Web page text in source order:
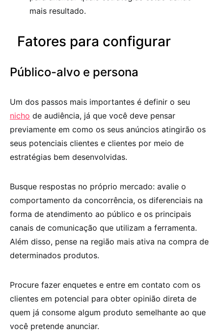
mais resultado.
Fatores para configurar
Público-alvo e persona
Um dos passos mais importantes é definir o seu
nicho de audiência, já que você deve pensar
previamente em como os seus anúncios atingirão os
seus potenciais clientes e clientes por meio de
estratégias bem desenvolvidas.
Busque respostas no próprio mercado: avalie o
comportamento da concorrência, os diferenciais na
forma de atendimento ao público e os principais
canais de comunicação que utilizam a ferramenta.
Além disso, pense na região mais ativa na compra de
determinados produtos.
Procure fazer enquetes e entre em contato com os
clientes em potencial para obter opinião direta de
quem já consome algum produto semelhante ao que
você pretende anunciar.